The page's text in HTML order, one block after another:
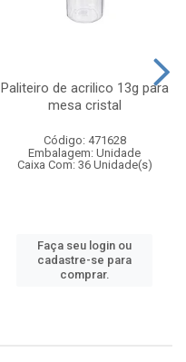
Paliteiro de acrilico 13g para
mesa cristal
Código: 471628
Embalagem: Unidade
Caixa Com: 36 Unidade(s)
Faça seu login ou
cadastre-se para
comprar.